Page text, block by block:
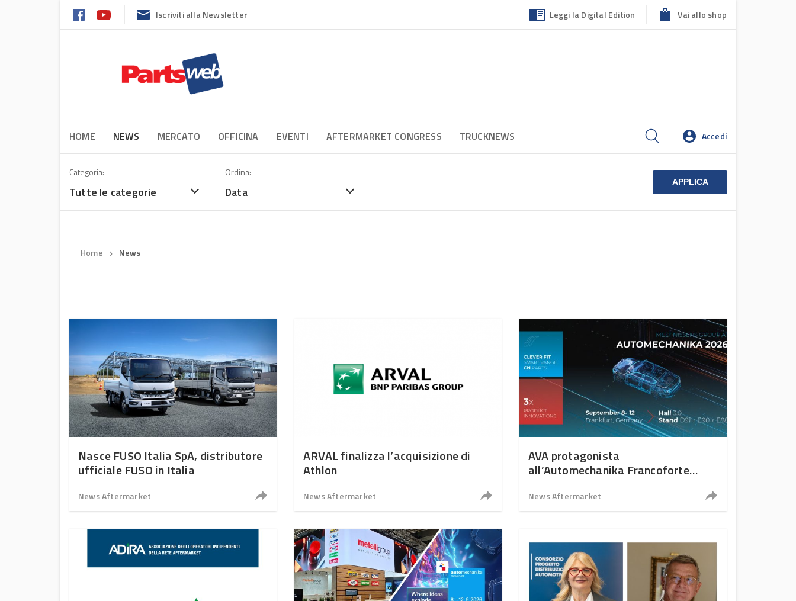
Iscriviti alla Newsletter Leggi la Digital Edition Vai allo shop
HOME NEWS MERCATO OFFICINA EVENTI AFTERMARKET CONGRESS TRUCKNEWS Accedi
Categoria:
Tutte le categorie
Ordina:
Data
APPLICA
Home ❯ News
Nasce FUSO Italia SpA, distributore
ufficiale FUSO in Italia
News Aftermarket
ARVAL finalizza l’acquisizione di
Athlon
News Aftermarket
AVA protagonista
all’Automechanika Francoforte
News Aftermarket